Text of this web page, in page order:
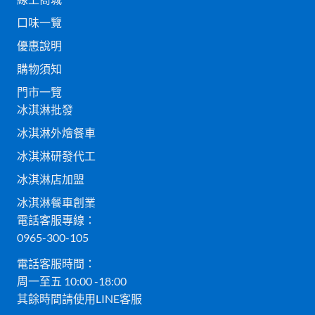
口味一覽
優惠說明
購物須知
門市一覽
冰淇淋批發
冰淇淋外燴餐車
冰淇淋研發代工
冰淇淋店加盟
冰淇淋餐車創業
電話客服專線：
0965-300-105
電話客服時間：
周一至五 10:00 -18:00
其餘時間請使用LINE客服